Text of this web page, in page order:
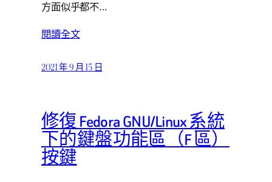
方面似乎都不…
閱讀全文
2021 年 9 月 15 日
修復 Fedora GNU/Linux 系統
下的鍵盤功能區（F 區）
按鍵